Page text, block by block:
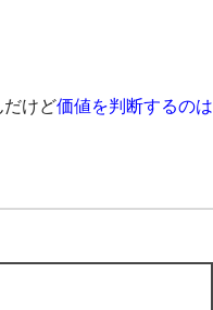
だけど価値を判断するのは